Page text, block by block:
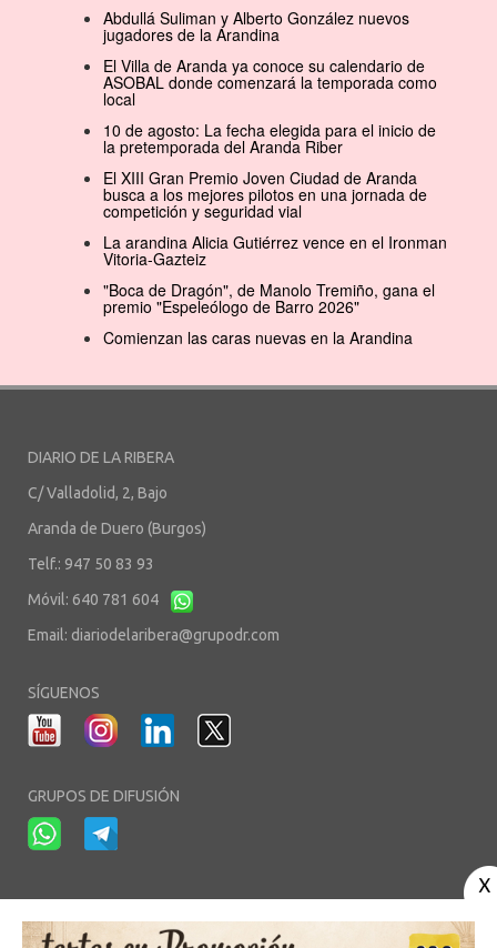
Abdullá Suliman y Alberto González nuevos
jugadores de la Arandina
El Villa de Aranda ya conoce su calendario de
ASOBAL donde comenzará la temporada como
local
10 de agosto: La fecha elegida para el inicio de
la pretemporada del Aranda Riber
El XIII Gran Premio Joven Ciudad de Aranda
busca a los mejores pilotos en una jornada de
competición y seguridad vial
La arandina Alicia Gutiérrez vence en el Ironman
Vitoria-Gazteiz
"Boca de Dragón", de Manolo Tremiño, gana el
premio "Espeleólogo de Barro 2026"
Comienzan las caras nuevas en la Arandina
DIARIO DE LA RIBERA
C/ Valladolid, 2, Bajo
Aranda de Duero (Burgos)
Telf.: 947 50 83 93
Móvil: 640 781 604
Email: diariodelaribera@grupodr.com
SÍGUENOS
GRUPOS DE DIFUSIÓN